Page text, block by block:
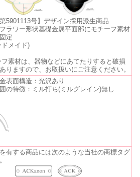
第5901113号】デザイン採用派生商品
ラワー形状基礎金属平面部にモチーフ素材
定
ドメイド)
素材は、器物などにあてたりすると破損
りますので、お取扱いにご注意ください。
表面構造：光沢あり
の特徴：ミル打ち(ミルグレイン)無し
有する商品には次のような当社の商標タグ